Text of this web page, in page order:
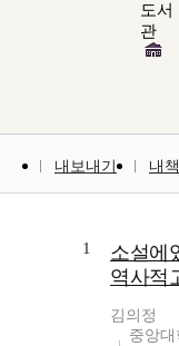
도서
관
내보내기 내
1
소설에
역사적
김의정
중앙